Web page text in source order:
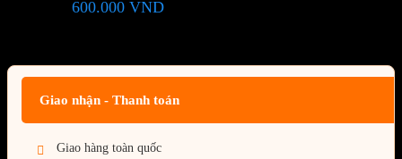
600.000 VND
Giao nhận - Thanh toán
Giao hàng toàn quốc